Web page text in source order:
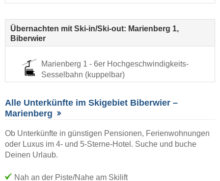
Übernachten mit Ski-in/Ski-out: Marienberg 1,
Biberwier
Marienberg 1 - 6er Hochgeschwindigkeits-
Sesselbahn (kuppelbar)
Alle Unterkünfte im Skigebiet Biberwier –
Marienberg
Ob Unterkünfte in günstigen Pensionen, Ferienwohnungen
oder Luxus im 4- und 5-Sterne-Hotel. Suche und buche
Deinen Urlaub.
Nah an der Piste/Nahe am Skilift